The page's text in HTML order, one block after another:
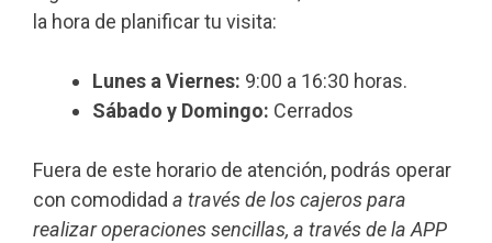
la hora de planificar tu visita:
Lunes a Viernes: 9:00 a 16:30 horas.
Sábado y Domingo: Cerrados
Fuera de este horario de atención, podrás operar
con comodidad a través de los cajeros para
realizar operaciones sencillas, a través de la APP